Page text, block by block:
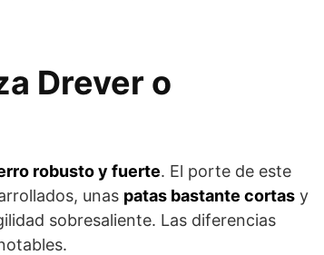
Drever o
robusto y fuerte. El porte de este
unas patas bastante cortas y
sobresaliente. Las diferencias